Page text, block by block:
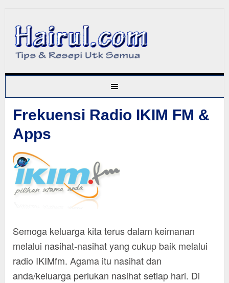
Frekuensi Radio IKIM FM &
Apps
Semoga keluarga kita terus dalam keimanan
melalui nasihat-nasihat yang cukup baik melalui
radio IKIMfm. Agama itu nasihat dan
anda/keluarga perlukan nasihat setiap hari. Di